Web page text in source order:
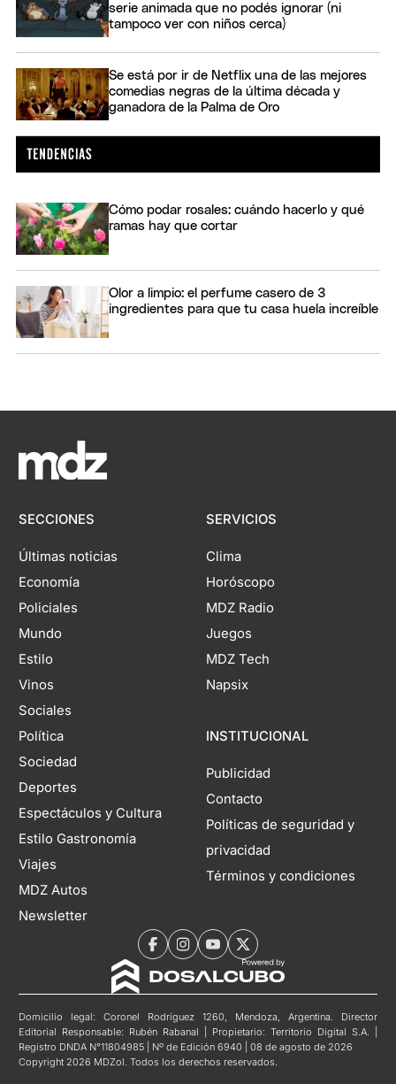
serie animada que no podés ignorar (ni
tampoco ver con niños cerca)
Se está por ir de Netflix una de las mejores
comedias negras de la última década y
ganadora de la Palma de Oro
Cómo podar rosales: cuándo hacerlo y qué
ramas hay que cortar
Olor a limpio: el perfume casero de 3
ingredientes para que tu casa huela increíble
SECCIONES
Últimas noticias
Economía
Policiales
Mundo
Estilo
Vinos
Sociales
Política
Sociedad
Deportes
Espectáculos y Cultura
Estilo Gastronomía
Viajes
MDZ Autos
Newsletter
SERVICIOS
Clima
Horóscopo
MDZ Radio
Juegos
MDZ Tech
Napsix
INSTITUCIONAL
Publicidad
Contacto
Políticas de seguridad y
privacidad
Términos y condiciones
Domicilio legal: Coronel Rodríguez 1260, Mendoza, Argentina. Director
Editorial Responsable: Rubén Rabanal | Propietario: Territorio Digital S.A. |
Registro DNDA N°11804985 | Nº de Edición 6940 | 08 de agosto de 2026
Copyright 2026 MDZol. Todos los derechos reservados.